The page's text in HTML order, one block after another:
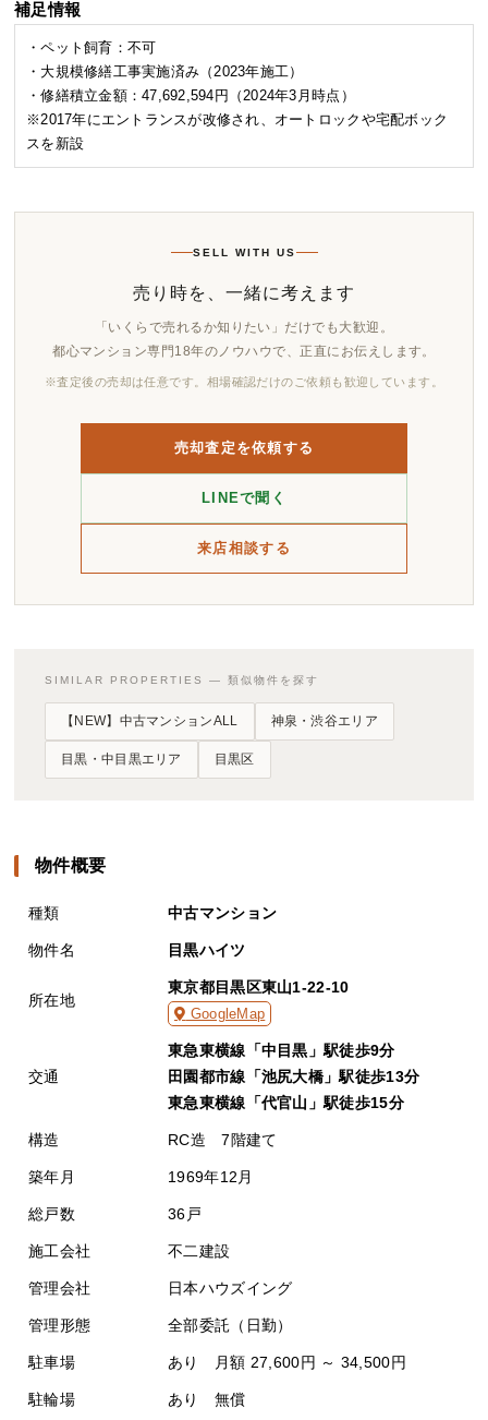
補足情報
・ペット飼育：不可
・大規模修繕工事実施済み（2023年施工）
・修繕積立金額：47,692,594円（2024年3月時点）
※2017年にエントランスが改修され、オートロックや宅配ボック
スを新設
SELL WITH US
売り時を、一緒に考えます
「いくらで売れるか知りたい」だけでも大歓迎。
都心マンション専門18年のノウハウで、正直にお伝えします。
※査定後の売却は任意です。相場確認だけのご依頼も歓迎しています。
売却査定を依頼する
LINEで聞く
来店相談する
SIMILAR PROPERTIES — 類似物件を探す
【NEW】中古マンションALL 神泉・渋谷エリア
目黒・中目黒エリア 目黒区
物件概要
種類 中古マンション
物件名 目黒ハイツ
所在地
東京都目黒区東山1-22-10
GoogleMap
交通
東急東横線「中目黒」駅徒歩9分
田園都市線「池尻大橋」駅徒歩13分
東急東横線「代官山」駅徒歩15分
構造 RC造 7階建て
築年月 1969年12月
総戸数 36戸
施工会社 不二建設
管理会社 日本ハウズイング
管理形態 全部委託（日勤）
駐車場 あり 月額 27,600円 ～ 34,500円
駐輪場 あり 無償